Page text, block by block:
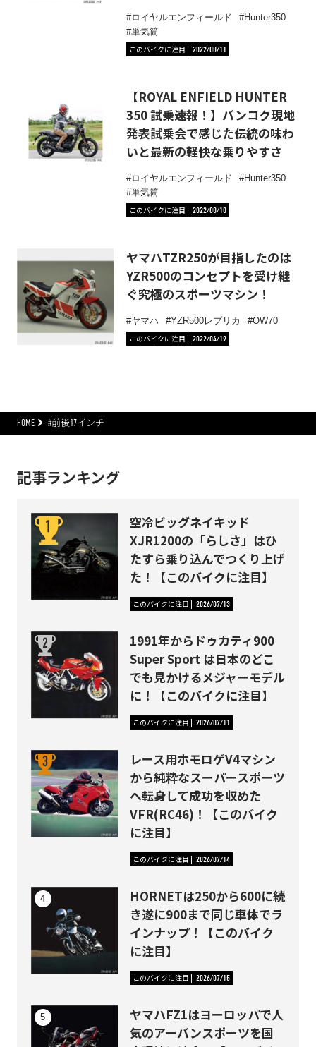
ロイヤルエンフィールド
Hunter350
単気筒
このバイクに注目
2022/08/11
【ROYAL ENFIELD HUNTER
350 試乗速報！】バンコク現地
発表試乗会で感じた伝統の味わ
いと最新の軽快な乗りやすさ
ロイヤルエンフィールド
Hunter350
単気筒
このバイクに注目
2022/08/10
ヤマハTZR250が目指したのは
YZR500のコンセプトを受け継
ぐ究極のスポーツマシン！
ヤマハ YZR500レプリカ
OW70
このバイクに注目
2022/04/19
HOME #前後17インチ
記事ランキング
空冷ビッグネイキッド
XJR1200の「らしさ」はひ
たすら乗り込んでつくり上げ
た！【このバイクに注目】
このバイクに注目 2026/07/13
1991年からドゥカティ900
Super Sport は日本のどこ
でも見かけるメジャーモデル
に！【このバイクに注目】
このバイクに注目 2026/07/11
レース用ホモロゲV4マシン
から純粋なスーパースポーツ
へ転身して成功を収めた
VFR(RC46)！【このバイク
に注目】
このバイクに注目 2026/07/14
HORNETは250から600に続
き遂に900まで同じ車体でラ
インナップ！【このバイク
に注目】
このバイクに注目 2026/07/15
ヤマハFZ1はヨーロッパで人
気のアーバンスポーツを国